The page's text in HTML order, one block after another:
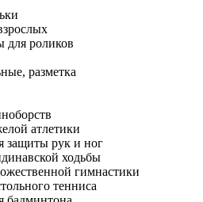
роликов
разметка
атлетики
защиты рук и ног
ходьбы
гимнастики
тенниса